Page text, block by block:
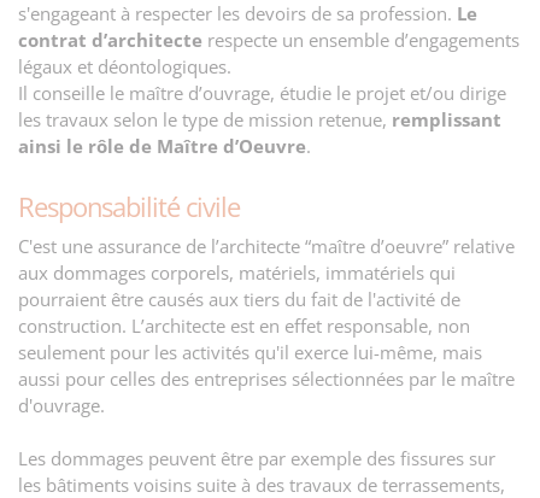
s'engageant à respecter les devoirs de sa profession. Le
contrat d’architecte respecte un ensemble d’engagements
légaux et déontologiques.
Il conseille le maître d’ouvrage, étudie le projet et/ou dirige
les travaux selon le type de mission retenue, remplissant
ainsi le rôle de Maître d’Oeuvre.
Responsabilité civile
C'est une assurance de l’architecte “maître d’oeuvre” relative
aux dommages corporels, matériels, immatériels qui
pourraient être causés aux tiers du fait de l'activité de
construction. L’architecte est en effet responsable, non
seulement pour les activités qu'il exerce lui-même, mais
aussi pour celles des entreprises sélectionnées par le maître
d'ouvrage.
Les dommages peuvent être par exemple des fissures sur
les bâtiments voisins suite à des travaux de terrassements,